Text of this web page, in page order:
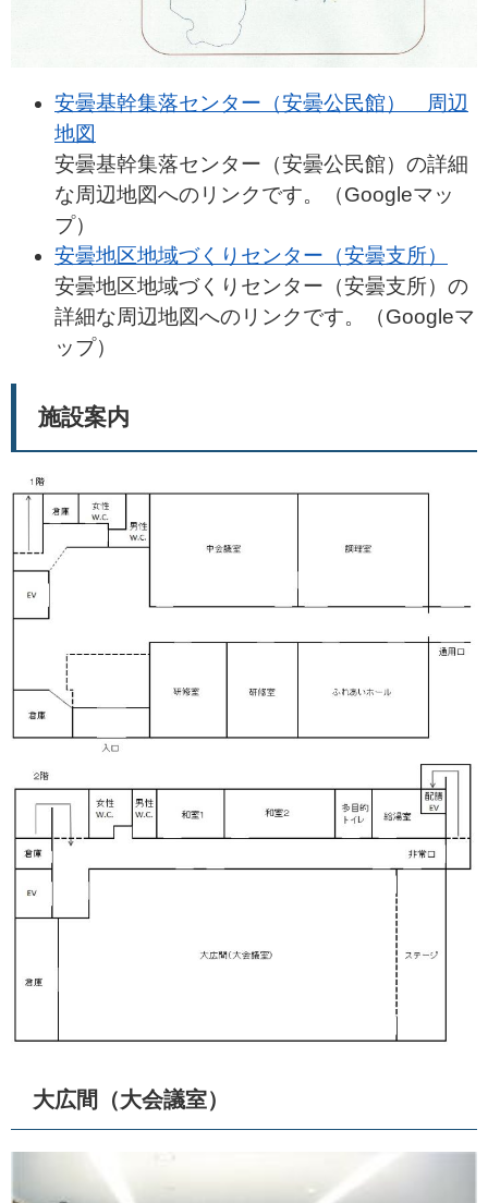
安曇基幹集落センター（安曇公民館） 周辺
地図
安曇基幹集落センター（安曇公民館）の詳細
な周辺地図へのリンクです。（Googleマッ
プ）
安曇地区地域づくりセンター（安曇支所）
安曇地区地域づくりセンター（安曇支所）の
詳細な周辺地図へのリンクです。（Googleマ
ップ）
施設案内
​大広間（大会議室）